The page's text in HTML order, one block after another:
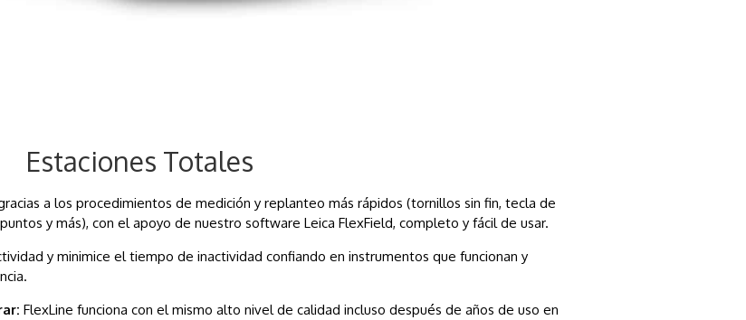
Estaciones Totales
a los procedimientos de medición y replanteo más rápidos (tornillos sin fin, tecla de
y más), con el apoyo de nuestro software Leica FlexField, completo y fácil de usar.
y minimice el tiempo de inactividad confiando en instrumentos que funcionan y
FlexLine funciona con el mismo alto nivel de calidad incluso después de años de uso en